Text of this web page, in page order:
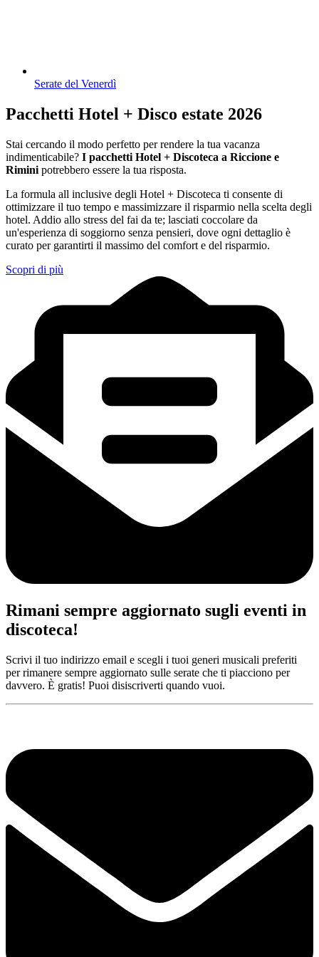
Serate del Venerdì
Pacchetti Hotel + Disco estate 2026
Stai cercando il modo perfetto per rendere la tua vacanza
indimenticabile? I pacchetti Hotel + Discoteca a Riccione e
Rimini potrebbero essere la tua risposta.
La formula all inclusive degli Hotel + Discoteca ti consente di
ottimizzare il tuo tempo e massimizzare il risparmio nella scelta degli
hotel. Addio allo stress del fai da te; lasciati coccolare da
un'esperienza di soggiorno senza pensieri, dove ogni dettaglio è
curato per garantirti il massimo del comfort e del risparmio.
Scopri di più
Rimani sempre aggiornato sugli eventi in
discoteca!
Scrivi il tuo indirizzo email e scegli i tuoi generi musicali preferiti
per rimanere sempre aggiornato sulle serate che ti piacciono per
davvero. È gratis! Puoi disiscriverti quando vuoi.